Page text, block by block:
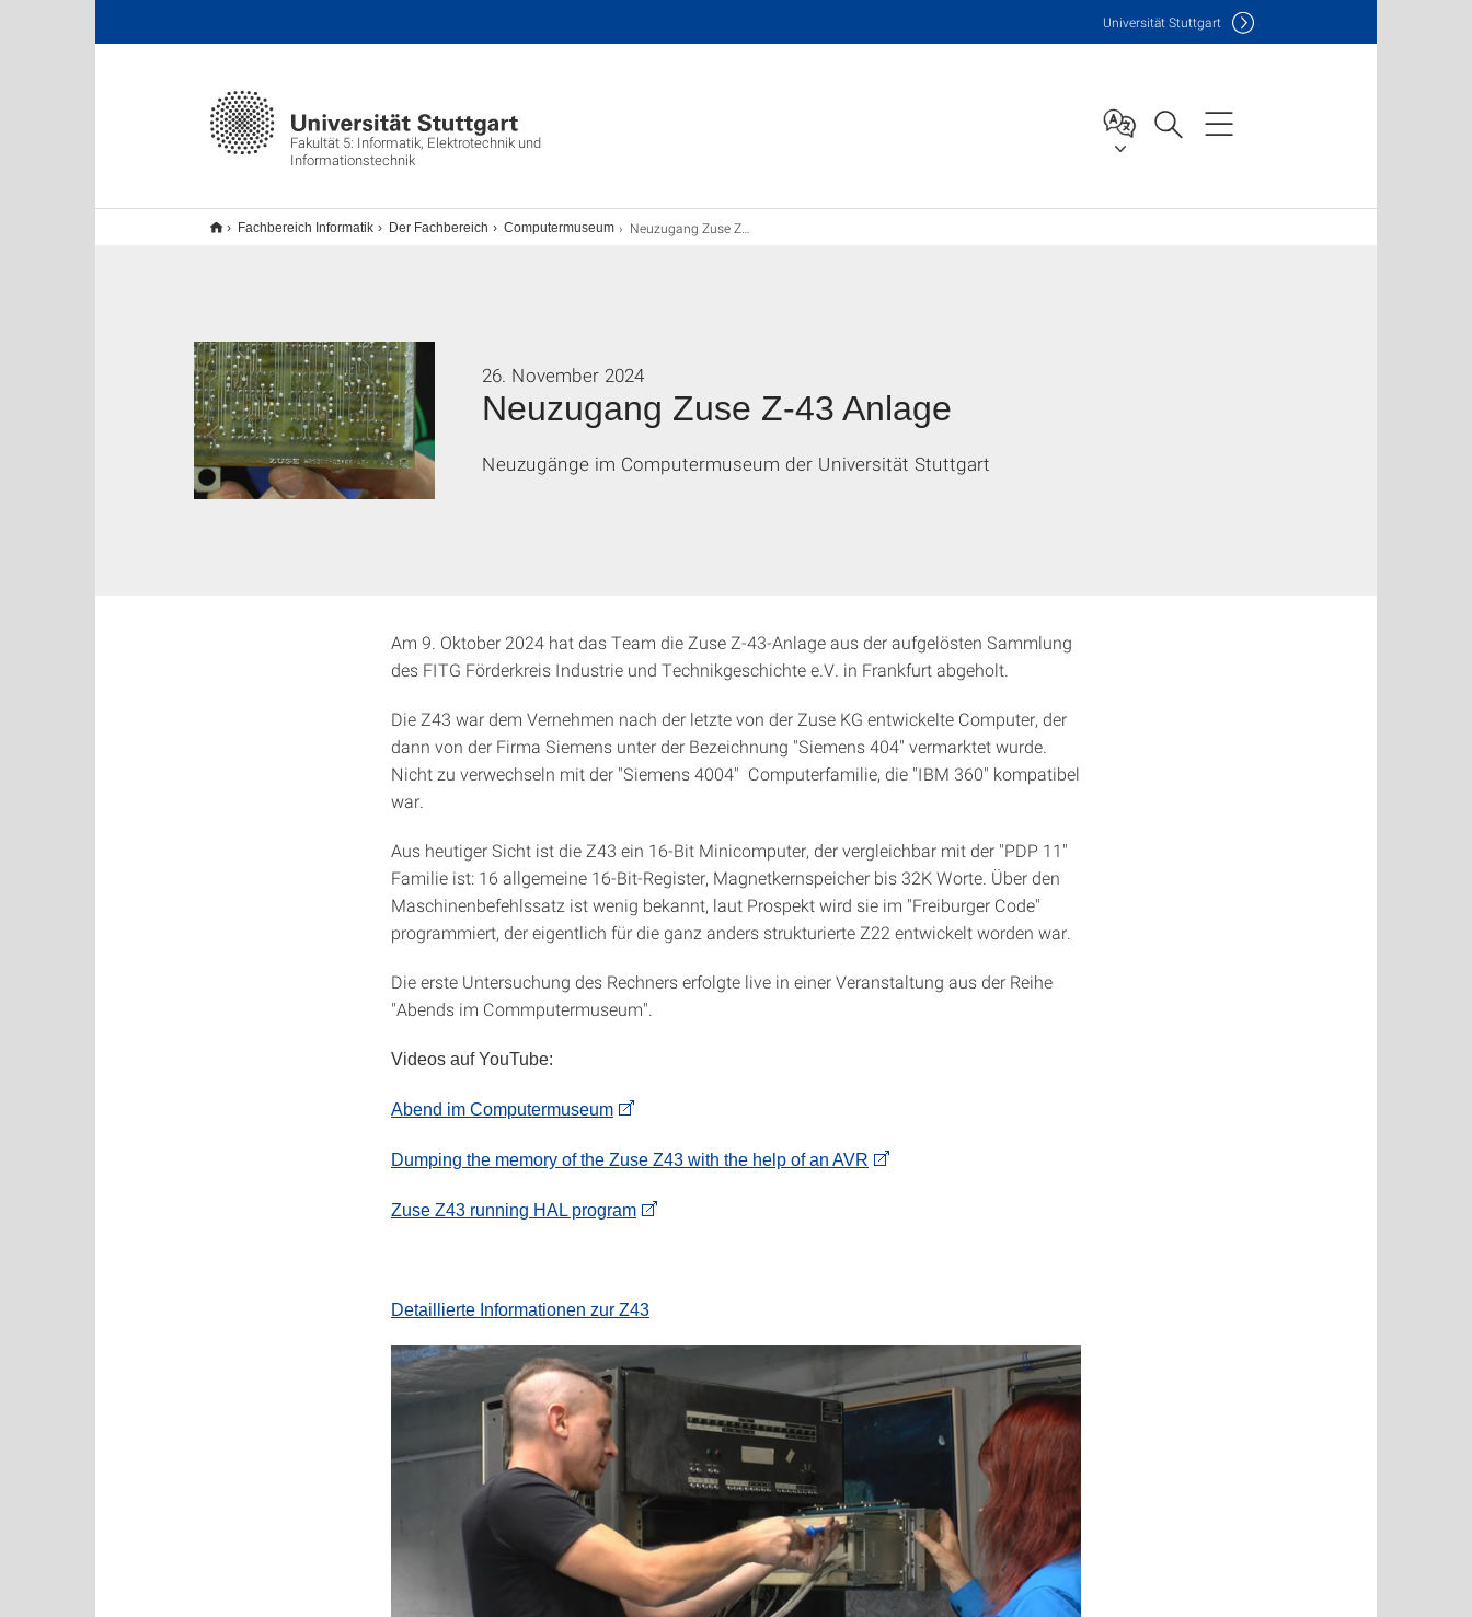
Fakultät 5: Informatik, Elektrotechnik und
Informationstechnik
Universität Stuttgart
Fachbereich Informatik Der Fachbereich Computermuseum Neuzugang Zuse Z-43 Anlage
Neuzugang Zuse Z-43 Anlage
26. November 2024
Neuzugänge im Computermuseum der Universität Stuttgart
Am 9. Oktober 2024 hat das Team die Zuse Z-43-Anlage aus der aufgelösten Sammlung
des FITG Förderkreis Industrie und Technikgeschichte e.V. in Frankfurt abgeholt.
Die Z43 war dem Vernehmen nach der letzte von der Zuse KG entwickelte Computer, der
dann von der Firma Siemens unter der Bezeichnung "Siemens 404" vermarktet wurde.
Nicht zu verwechseln mit der "Siemens 4004" Computerfamilie, die "IBM 360" kompatibel
war.
Aus heutiger Sicht ist die Z43 ein 16-Bit Minicomputer, der vergleichbar mit der "PDP 11"
Familie ist: 16 allgemeine 16-Bit-Register, Magnetkernspeicher bis 32K Worte. Über den
Maschinenbefehlssatz ist wenig bekannt, laut Prospekt wird sie im "Freiburger Code"
programmiert, der eigentlich für die ganz anders strukturierte Z22 entwickelt worden war.
Die erste Untersuchung des Rechners erfolgte live in einer Veranstaltung aus der Reihe
"Abends im Commputermuseum".
Videos auf YouTube:
Abend im Computermuseum
Dumping the memory of the Zuse Z43 with the help of an AVR
Zuse Z43 running HAL program
Detaillierte Informationen zur Z43